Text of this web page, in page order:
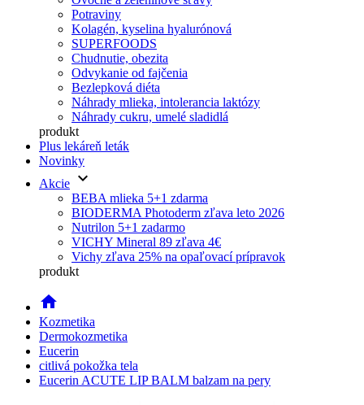
Potraviny
Kolagén, kyselina hyalurónová
SUPERFOODS
Chudnutie, obezita
Odvykanie od fajčenia
Bezlepková diéta
Náhrady mlieka, intolerancia laktózy
Náhrady cukru, umelé sladidlá
produkt
Plus lekáreň leták
Novinky
Akcie keyboard_arrow_down
BEBA mlieka 5+1 zdarma
BIODERMA Photoderm zľava leto 2026
Nutrilon 5+1 zadarmo
VICHY Mineral 89 zľava 4€
Vichy zľava 25% na opaľovací prípravok
produkt
home
Kozmetika
Dermokozmetika
Eucerin
citlivá pokožka tela
Eucerin ACUTE LIP BALM balzam na pery